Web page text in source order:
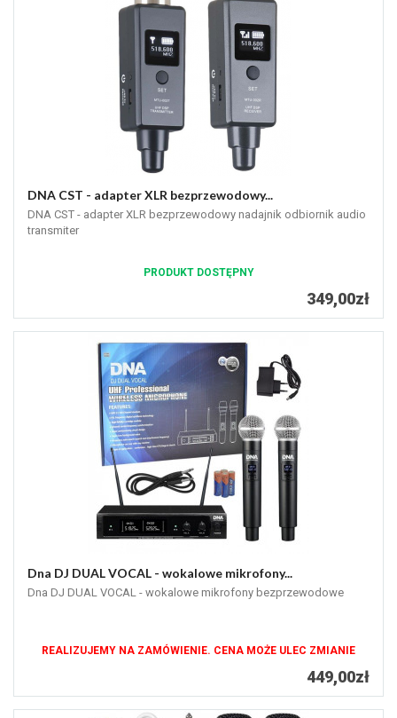
DNA CST - adapter XLR bezprzewodowy...
DNA CST - adapter XLR bezprzewodowy nadajnik odbiornik audio
transmiter
PRODUKT DOSTĘPNY
349,00zł
Dna DJ DUAL VOCAL - wokalowe mikrofony...
Dna DJ DUAL VOCAL - wokalowe mikrofony bezprzewodowe
REALIZUJEMY NA ZAMÓWIENIE. CENA MOŻE ULEC ZMIANIE
449,00zł